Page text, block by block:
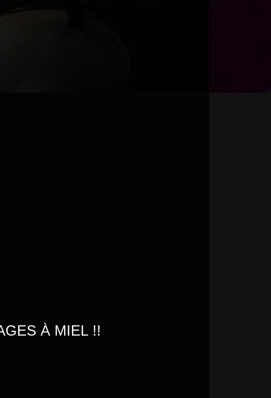
À MIEL !!